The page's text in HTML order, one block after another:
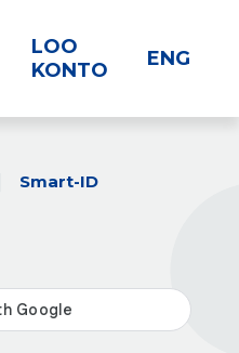
LOO
KONTO
ENG
Smart-ID